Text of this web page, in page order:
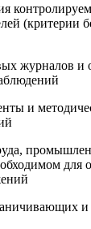
(критерии
журналов и
и
для